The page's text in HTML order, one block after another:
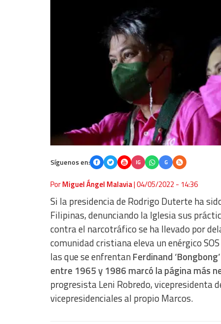
Síguenos en: IG G
PorMiguel Ángel Malavia|04/05/2022 - 14:36
Si la presidencia de Rodrigo Duterte ha
Filipinas, denunciando la Iglesia sus
contra el narcotráfico se ha llevado por
comunidad cristiana eleva un enérgico
las que se enfrentanFerdinand
entre 1965 y 1986 marcó la página más
progresista Leni Robredo, vicepresidenta
vicepresidenciales al propio Marcos.